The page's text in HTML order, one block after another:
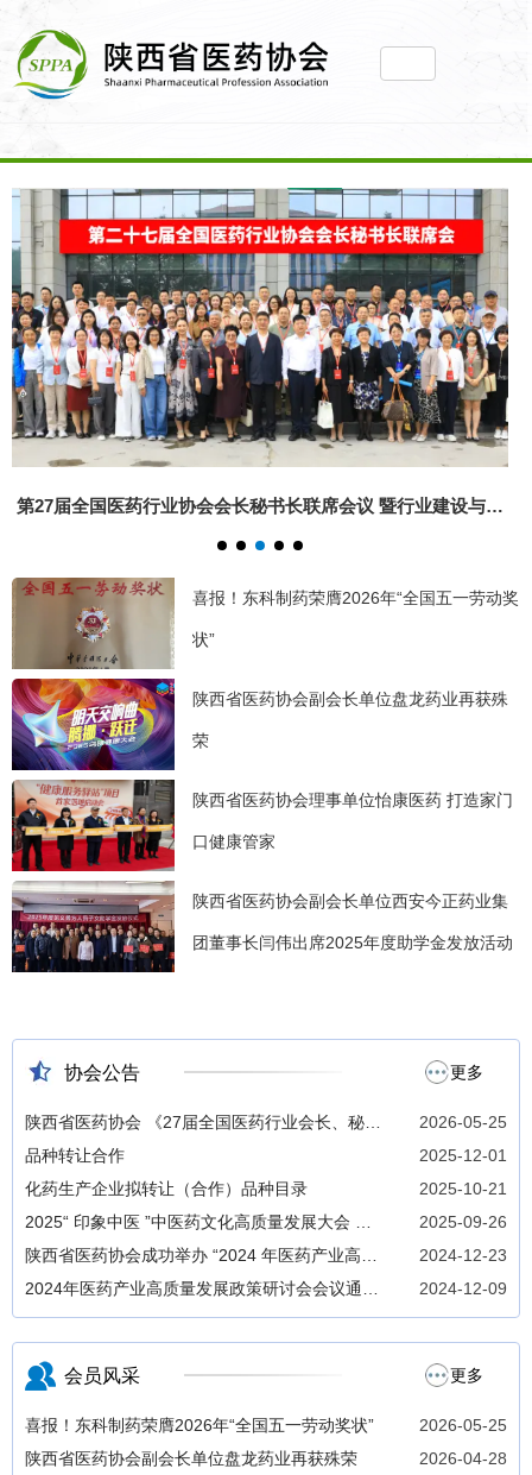
2026陕西省医药和医疗装备产业链推介暨供需对
接会圆满举办
第49届(西安)药品质量检验检测技术大会成功举
办
第27届全国医药行业协会会长秘书长联席会议 暨
行业建设与发展大会在陕成功举办
2026医药仓储规划建设与精益运营大会隆重落幕
第27届全国医药行业协会会长秘书长联席会议 暨行业建设与发
展大会在陕成功举办
喜报！东科制药荣膺2026年“全国五一劳动奖
状”
陕西省医药协会副会长单位盘龙药业再获殊
荣
陕西省医药协会理事单位怡康医药 打造家门
口健康管家
陕西省医药协会副会长单位西安今正药业集
团董事长闫伟出席2025年度助学金发放活动
协会公告 更多
2026-05-25
陕西省医药协会 《27届全国医药行业会长、秘书
长联席会议》 招商函
2025-12-01
品种转让合作
2025-10-21
化药生产企业拟转让（合作）品种目录
2025-09-26
2025“ 印象中医 ”中医药文化高质量发展大会 暨
中医药文创及技术成果展即将开幕
2024-12-23
陕西省医药协会成功举办 “2024 年医药产业高质
量发展政策研讨会 ”
2024-12-09
2024年医药产业高质量发展政策研讨会会议通知
（第二轮）
会员风采 更多
2026-05-25
喜报！东科制药荣膺2026年“全国五一劳动奖状”
2026-04-28
陕西省医药协会副会长单位盘龙药业再获殊荣